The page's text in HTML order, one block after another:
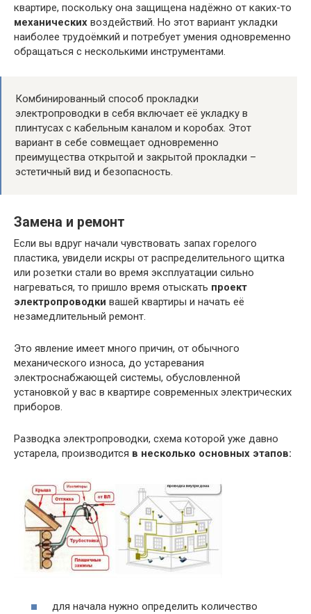
квартире, поскольку она защищена надёжно от каких-то
механических воздействий. Но этот вариант укладки
наиболее трудоёмкий и потребует умения одновременно
обращаться с несколькими инструментами.
Комбинированный способ прокладки
электропроводки в себя включает её укладку в
плинтусах с кабельным каналом и коробах. Этот
вариант в себе совмещает одновременно
преимущества открытой и закрытой прокладки –
эстетичный вид и безопасность.
Замена и ремонт
Если вы вдруг начали чувствовать запах горелого
пластика, увидели искры от распределительного щитка
или розетки стали во время эксплуатации сильно
нагреваться, то пришло время отыскать проект
электропроводки вашей квартиры и начать её
незамедлительный ремонт.
Это явление имеет много причин, от обычного
механического износа, до устаревания
электроснабжающей системы, обусловленной
установкой у вас в квартире современных электрических
приборов.
Разводка электропроводки, схема которой уже давно
устарела, производится в несколько основных этапов:
для начала нужно определить количество